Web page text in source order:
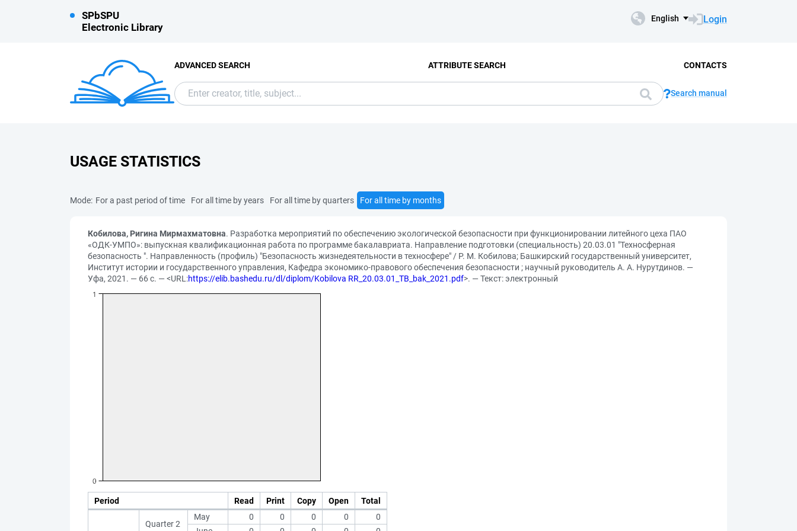
SPbSPU
Electronic Library
English Login
ADVANCED SEARCH ATTRIBUTE SEARCH CONTACTS
Search manual
USAGE STATISTICS
Mode: For a past period of time For all time by years For all time by quarters For all time by months
Кобилова, Ригина Мирмахматовна. Разработка мероприятий по обеспечению экологической безопасности при функционировании литейного цеха ПАО
«ОДК-УМПО»: выпускная квалификационная работа по программе бакалавриата. Направление подготовки (специальность) 20.03.01 "Техносферная
безопасность ". Направленность (профиль) "Безопасность жизнедеятельности в техносфере" / Р. М. Кобилова; Башкирский государственный университет,
Институт истории и государственного управления, Кафедра экономико-правового обеспечения безопасности ; научный руководитель А. А. Нурутдинов. —
Уфа, 2021. — 66 с. — <URL:https://elib.bashedu.ru/dl/diplom/Kobilova RR_20.03.01_TB_bak_2021.pdf>. — Текст: электронный
Period Read Print Copy Open Total
Quarter 2
May 0 0 0 0
0